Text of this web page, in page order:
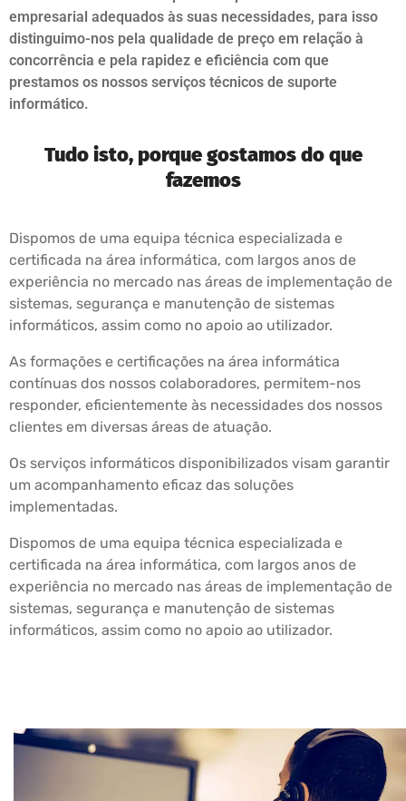
empresarial adequados às suas necessidades, para isso
distinguimo-nos pela qualidade de preço em relação à
concorrência e pela rapidez e eficiência com que
prestamos os nossos serviços técnicos de suporte
informático.
Tudo isto, porque gostamos do que
fazemos
Dispomos de uma equipa técnica especializada e
certificada na área informática, com largos anos de
experiência no mercado nas áreas de implementação de
sistemas, segurança e manutenção de sistemas
informáticos, assim como no apoio ao utilizador.
As formações e certificações na área informática
contínuas dos nossos colaboradores, permitem-nos
responder, eficientemente às necessidades dos nossos
clientes em diversas áreas de atuação.
Os serviços informáticos disponibilizados visam garantir
um acompanhamento eficaz das soluções
implementadas.
Dispomos de uma equipa técnica especializada e
certificada na área informática, com largos anos de
experiência no mercado nas áreas de implementação de
sistemas, segurança e manutenção de sistemas
informáticos, assim como no apoio ao utilizador.